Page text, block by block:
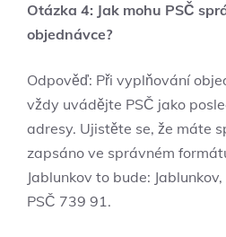
Otázka 4: Jak mohu PSČ
objednávce?
Odpověď: Při vyplňování
vždy uvádějte PSČ jako
adresy. Ujistěte se, že máte
zapsáno ve správném
Jablunkov to bude:
PSČ 739 91.